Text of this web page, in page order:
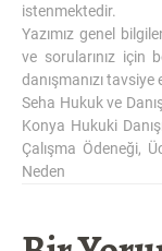
istenmektedir.
Yazımız genel
ve sorularınız için
danışmanızı tavsiye
Seha Hukuk ve
Konya Hukuki
Çalışma Ödeneği,
Neden